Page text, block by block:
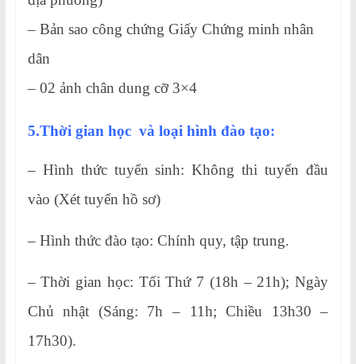
– Bản sao công chứng Giấy Chứng minh nhân
dân
– 02 ảnh chân dung cỡ 3×4
5.Thời gian học và loại hình đào tạo:
– Hình thức tuyển sinh: Không thi tuyển đầu
vào (Xét tuyển hồ sơ)
– Hình thức đào tạo: Chính quy, tập trung.
– Thời gian học: Tối Thứ 7 (18h – 21h); Ngày
Chủ nhật (Sáng: 7h – 11h; Chiều 13h30 –
17h30).